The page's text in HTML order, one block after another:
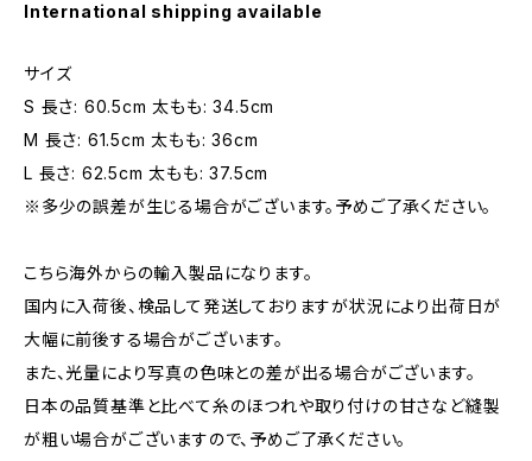
International shipping available
サイズ
S 長さ: 60.5cm 太もも: 34.5cm
M 長さ: 61.5cm 太もも: 36cm
L 長さ: 62.5cm 太もも: 37.5cm
※多少の誤差が生じる場合がございます。予めご了承ください。
こちら海外からの輸入製品になります。
国内に入荷後、検品して発送しておりますが状況により出荷日が
大幅に前後する場合がございます。
また、光量により写真の色味との差が出る場合がございます。
日本の品質基準と比べて糸のほつれや取り付けの甘さなど縫製
が粗い場合がございますので、予めご了承ください。